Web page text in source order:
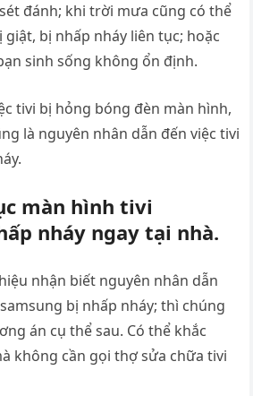
đánh; khi trời mưa cũng có thể
bị nhấp nháy liên tục; hoặc
sinh sống không ổn định.
tivi bị hỏng bóng đèn màn hình,
là nguyên nhân dẫn đến việc tivi
màn hình tivi
nháy ngay tại nhà.
nhận biết nguyên nhân dẫn
bị nhấp nháy; thì chúng
án cụ thể sau. Có thể khắc
không cần gọi thợ sửa chữa tivi